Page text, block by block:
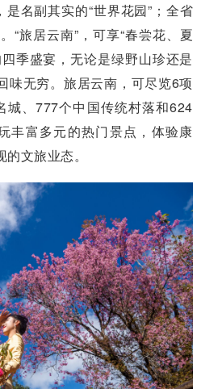
名副其实的“世界花园”；全省
“旅居云南”，可享“春尝花、夏
季盛宴，无论是绿野山珍还是
味无穷。旅居云南，可尽览6项
城、777个中国传统村落和624
丰富多元的热门景点，体验康
文旅业态。